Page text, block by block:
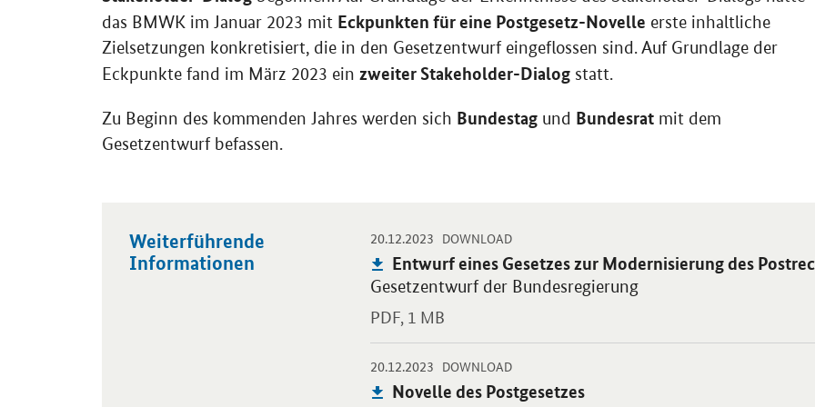
das BMWK im Januar 2023 mit Eckpunkten für eine Postgesetz-Novelle erste inhaltliche
Zielsetzungen konkretisiert, die in den Gesetzentwurf eingeflossen sind. Auf Grundlage der
Eckpunkte fand im März 2023 ein zweiter Stakeholder-Dialog statt.
Zu Beginn des kommenden Jahres werden sich Bundestag und Bundesrat mit dem
Gesetzentwurf befassen.
Weiterführende
Informationen
20.12.2023 -DOWNLOAD-
Publikation:
Entwurf eines Gesetzes zur Modernisierung des
Gesetzentwurf der Bundesregierung
PDF, 1 MB
Öffnet PDF "Entwurf eines Gesetzes zur Modernisierung des Postrechts" in
20.12.2023 -DOWNLOAD-
Publikation:
Novelle des Postgesetzes
Öffnet PDF "Novelle des Postgesetzes" in neuem Fenster.